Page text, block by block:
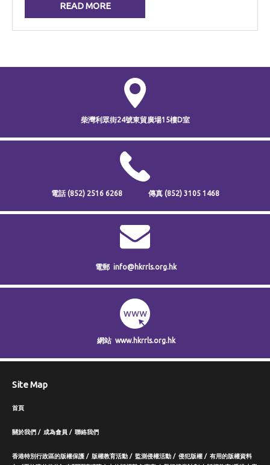
READ MORE
柴灣利眾街24號東貿廣場15樓D室
電話(852) 2516 6268 傳真 (852) 3105 1468
電郵 info@hkrrls.org.hk
網站 www.hkrrls.org.hk
Site Map
首頁
關於我們 成為會員 聯絡我們
香港特別行政區的版權保護 版權教育活動 監測侵權活動 侵犯版權
有用的版權資料